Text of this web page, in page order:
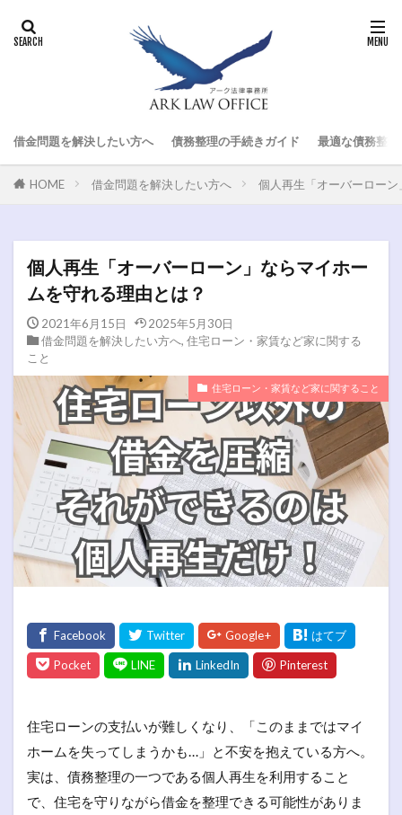
借金問題を解決したい方へ 債務整理の手続きガイド 最適な債務整
HOME 借金問題を解決したい方へ 個人再生「オーバーロー
個人再生「オーバーローン」ならマイホー
ムを守れる理由とは？
2021年6月15日
2025年5月30日
借金問題を解決したい方へ, 住宅ローン・家賃など家に関する
こと
住宅ローン・家賃など家に関すること
住宅ローンの支払いが難しくなり、「このままではマイ
ホームを失ってしまうかも…」と不安を抱えている方へ。
実は、債務整理の一つである個人再生を利用すること
で、住宅を守りながら借金を整理できる可能性がありま